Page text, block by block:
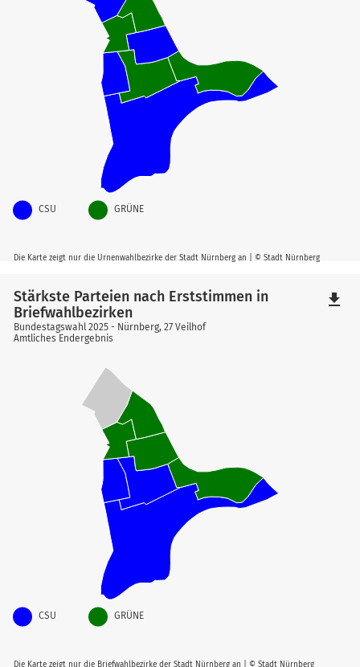
Die Karte zeigt nur die Urnenwahlbezirke der Stadt Nürnberg an | © Stadt Nürnberg
CSU GRÜNE
Die Karte zeigt nur die Briefwahlbezirke der Stadt Nürnberg an | © Stadt Nürnberg
Stärkste Parteien nach Erststimmen in
Briefwahlbezirken
Bundestagswahl 2025 - Nürnberg, 27 Veilhof
Amtliches Endergebnis
CSU GRÜNE
file_download